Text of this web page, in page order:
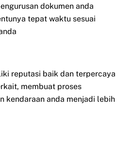
dokumen anda
tepat waktu sesuai
reputasi baik dan terpercaya
membuat proses
kendaraan anda menjadi lebih